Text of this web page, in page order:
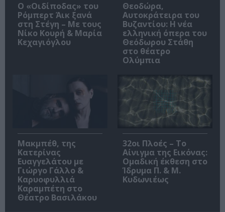
O «Οιδίποδας» του
Ρόμπερτ Άικ ξανά
στη Στέγη – Με τους
Νίκο Κουρή & Μαρία
Κεχαγιόγλου
Θεοδώρα,
Αυτοκράτειρα του
Βυζαντίου: Η νέα
ελληνική όπερα του
Θεόδωρου Στάθη
στο θέατρο
Ολύμπια
Μακμπέθ, της
Κατερίνας
Ευαγγελάτου με
Γιώργο Γάλλο &
Καρυοφυλλιά
Καραμπέτη στο
Θέατρο Βασιλάκου
32οι Πλοές – Το
Αίνιγμα της Εικόνας:
Ομαδική έκθεση στο
Ίδρυμα Π. & Μ.
Κυδωνιέως